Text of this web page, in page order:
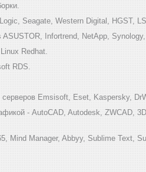
Seagate, Western Digital, HGST,
Infortrend, NetApp, Synology,
Redhat.
RDS.
Emsisoft, Eset, Kaspersky,
- AutoCAD, Autodesk, ZWCAD,
Mind Manager, Abbyy, Sublime Text,